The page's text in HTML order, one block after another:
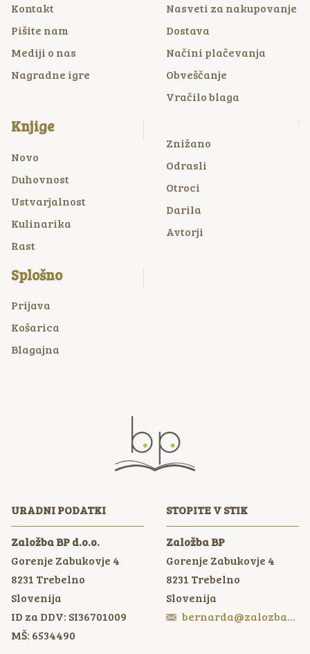
Kontakt
Pišite nam
Mediji o nas
Nagradne igre
Nasveti za nakupovanje
Dostava
Načini plačevanja
Obveščanje
Vračilo blaga
Knjige
Novo
Duhovnost
Ustvarjalnost
Kulinarika
Rast
Znižano
Odrasli
Otroci
Darila
Avtorji
Splošno
Prijava
Košarica
Blagajna
URADNI PODATKI
Založba BP d.o.o.
Gorenje Zabukovje 4
8231 Trebelno
Slovenija
ID za DDV: SI36701009
MŠ: 6534490
STOPITE V STIK
Založba BP
Gorenje Zabukovje 4
8231 Trebelno
Slovenija
bernarda@zalozbabp.si